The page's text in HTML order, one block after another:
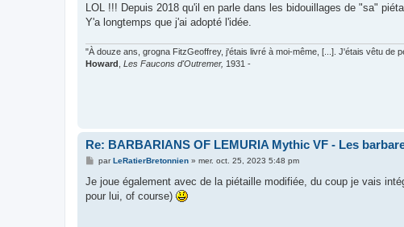
LOL !!! Depuis 2018 qu'il en parle dans les bidouillages de "sa"
Y'a longtemps que j'ai adopté l'idée.
"À douze ans, grogna FitzGeoffrey, j'étais livré à moi-même, [...]. J'étais vêtu de
Howard
Les Faucons d'Outremer, 1931 -
Re: BARBARIANS OF LEMURIA Mythic VF - Les
M
s
a
parLeRatierBretonnien» mer. oct. 25, 2023 5:48 pm
Je joue également avec de la piétaille modifiée, du coup je vais
pour lui, of course)